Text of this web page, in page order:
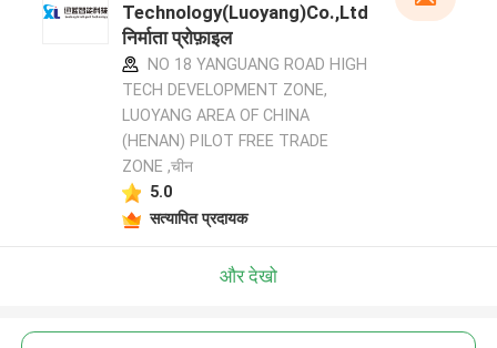
Technology(Luoyang)Co.,Ltd
निर्माता प्रोफ़ाइल
NO 18 YANGUANG ROAD HIGH
TECH DEVELOPMENT ZONE,
LUOYANG AREA OF CHINA
(HENAN) PILOT FREE TRADE
ZONE ,चीन
5.0
सत्यापित प्रदायक
और देखो